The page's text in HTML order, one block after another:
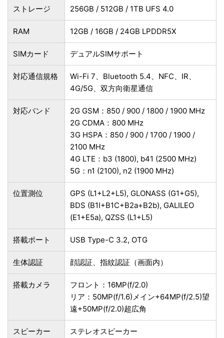
ストレージ 256GB / 512GB / 1TB UFS 4.0
RAM 12GB / 16GB / 24GB LPDDR5X
SIMカード デュアルSIMサポート
対応通信規格
Wi-Fi 7、Bluetooth 5.4、NFC、IR、
4G/5G、双方向衛星通信
対応バンド
2G GSM：850 / 900 / 1800 / 1900 MHz
2G CDMA：800 MHz
3G HSPA：850 / 900 / 1700 / 1900 /
2100 MHz
4G LTE：b3 (1800), b41 (2500 MHz)
5G：n1 (2100), n2 (1900 MHz)
位置測位
GPS (L1+L2+L5), GLONASS (G1+G5),
BDS (B1I+B1C+B2a+B2b), GALILEO
(E1+E5a), QZSS (L1+L5)
搭載ポート USB Type-C 3.2, OTG
生体認証 顔認証、指紋認証（画面内）
搭載カメラ
フロント：16MP(f/2.0)
リア：50MP(f/1.6)メイン+64MP(f/2.5)望
遠+50MP(f/2.0)超広角
スピーカー ステレオスピーカー